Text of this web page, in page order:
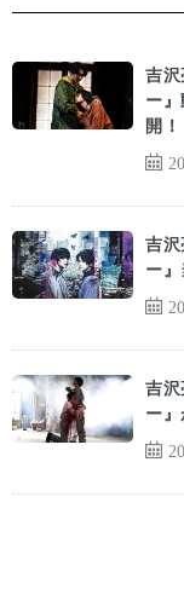
吉
ー
開！
吉
ー
吉
ー